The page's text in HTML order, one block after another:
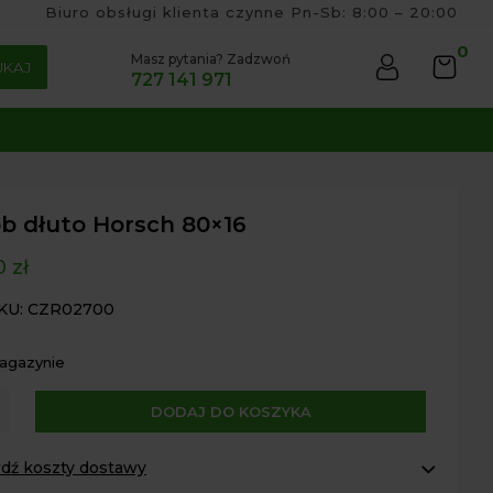
Biuro obsługi klienta czynne Pn-Sb: 8:00 – 20:00
Masz pytania? Zadzwoń
727 141 971
0
dłuto Horsch 80×16
zł
CZR02700
DODAJ DO KOSZYKA
e
koszty dostawy